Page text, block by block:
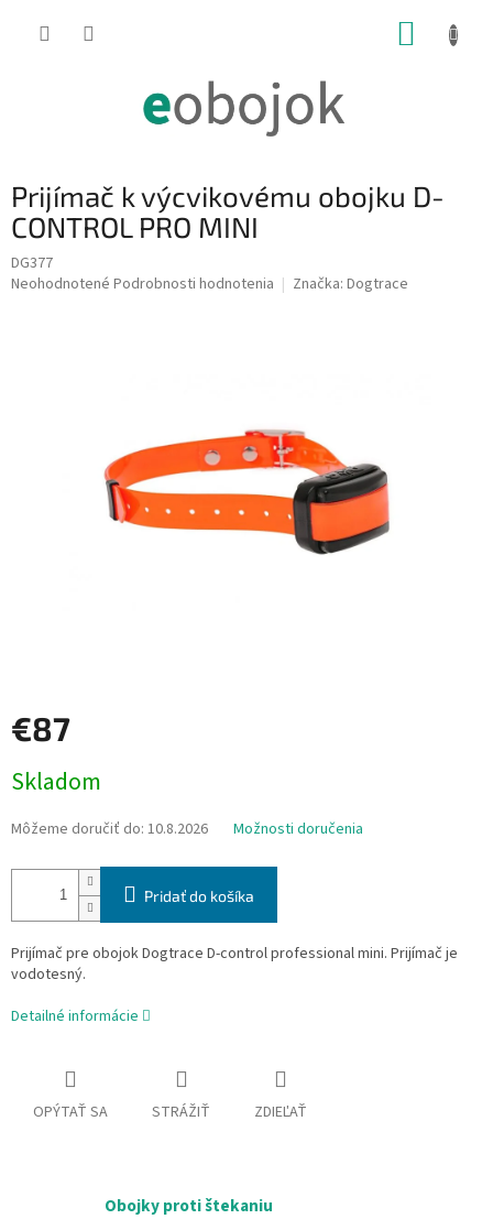
Prijímač k výcvikovému obojku D-
CONTROL PRO MINI
DG377
Priemerné
Neohodnotené Podrobnosti hodnotenia Značka: Dogtrace
€87
cena:
Skladom
Môžeme doručiť do: 10.8.2026 Možnosti doručenia
Pridať do košíka
Prijímač pre obojok Dogtrace D-control professional mini. Prijímač je
vodotesný.
Detailné informácie
OPÝTAŤ SA STRÁŽIŤ ZDIEĽAŤ
Obojky proti štekaniu